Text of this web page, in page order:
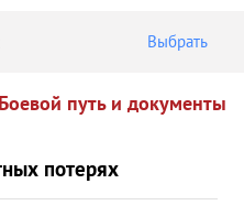
Выбрать
Боевой путь и документы
потерях